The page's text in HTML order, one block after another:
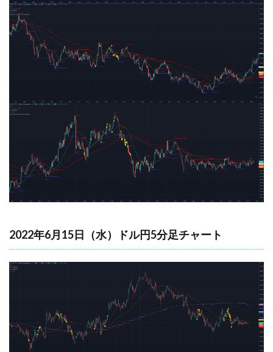
2022年6月15日（水）ドル円5分足チャート